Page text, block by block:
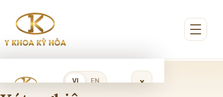
VI EN ×